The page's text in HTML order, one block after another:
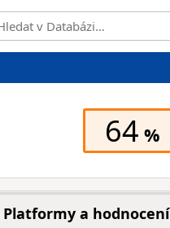
64
Platformy a hodnocení